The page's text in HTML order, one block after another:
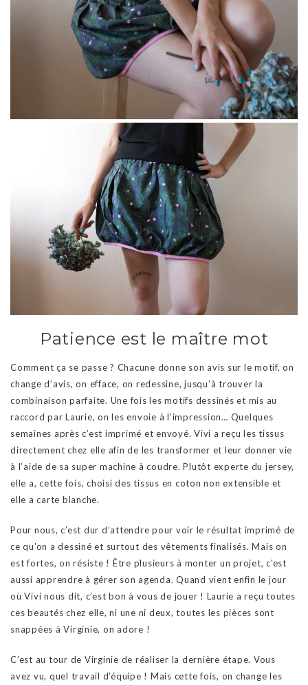
Patience est le maître mot
Comment ça se passe ? Chacune donne son avis sur le motif, on
change d’avis, on efface, on redessine, jusqu’à trouver la
combinaison parfaite. Une fois les motifs dessinés et mis au
raccord par Laurie, on les envoie à l’impression… Quelques
semaines après c’est imprimé et envoyé. Vivi a reçu les tissus
directement chez elle afin de les transformer et leur donner vie
à l’aide de sa super machine à coudre. Plutôt experte du jersey,
elle a, cette fois, choisi des tissus en coton non extensible et
elle a carte blanche.
Pour nous, c’est dur d’attendre pour voir le résultat imprimé de
ce qu’on a dessiné et surtout des vêtements finalisés. Mais on
est fortes, on résiste ! Être plusieurs à monter un projet, c’est
aussi apprendre à gérer son agenda. Quand vient enfin le jour
où Vivi nous dit, c’est bon à vous de jouer ! Laurie a reçu toutes
ces beautés chez elle, ni une ni deux, toutes les pièces sont
snappées à Virginie, on adore !
C’est au tour de Virginie de réaliser la dernière étape. Vous
avez vu, quel travail d’équipe ! Mais cette fois, on change les